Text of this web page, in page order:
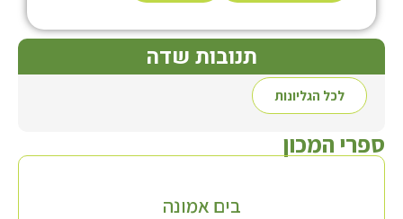
תנובות שדה
לכל הגליונות
ספרי המכון
בים אמונה